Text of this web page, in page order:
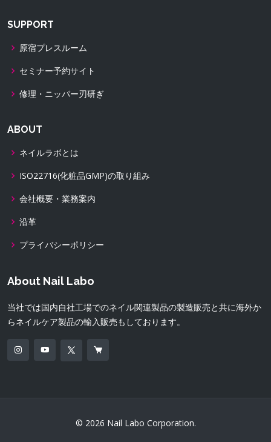
SUPPORT
原宿プレスルーム
セミナー予約サイト
修理・ニッパー刃研ぎ
ABOUT
ネイルラボとは
ISO22716(化粧品GMP)の取り組み
会社概要・業務案内
沿革
プライバシーポリシー
About Nail Labo
当社では国内自社工場でのネイル関連製品の製造販売と共に海外か
らネイルケア製品の輸入販売もしております。
© 2026 Nail Labo Corporation.